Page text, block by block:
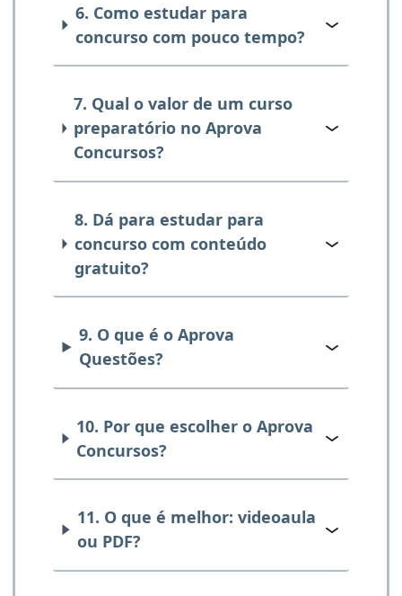
6. Como estudar para
concurso com pouco tempo?
7. Qual o valor de um curso
preparatório no Aprova
Concursos?
8. Dá para estudar para
concurso com conteúdo
gratuito?
9. O que é o Aprova
Questões?
10. Por que escolher o Aprova
Concursos?
11. O que é melhor: videoaula
ou PDF?